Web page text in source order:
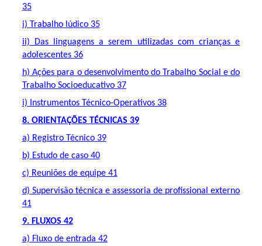
35
i) Trabalho lúdico 35
ii) Das linguagens a serem utilizadas com crianças e
adolescentes 36
h) Ações para o desenvolvimento do Trabalho Social e do
Trabalho Socioeducativo 37
i) Instrumentos Técnico-Operativos 38
8. ORIENTAÇÕES TÉCNICAS 39
a) Registro Técnico 39
b) Estudo de caso 40
c) Reuniões de equipe 41
d) Supervisão técnica e assessoria de profissional externo
41
9. FLUXOS 42
a) Fluxo de entrada 42